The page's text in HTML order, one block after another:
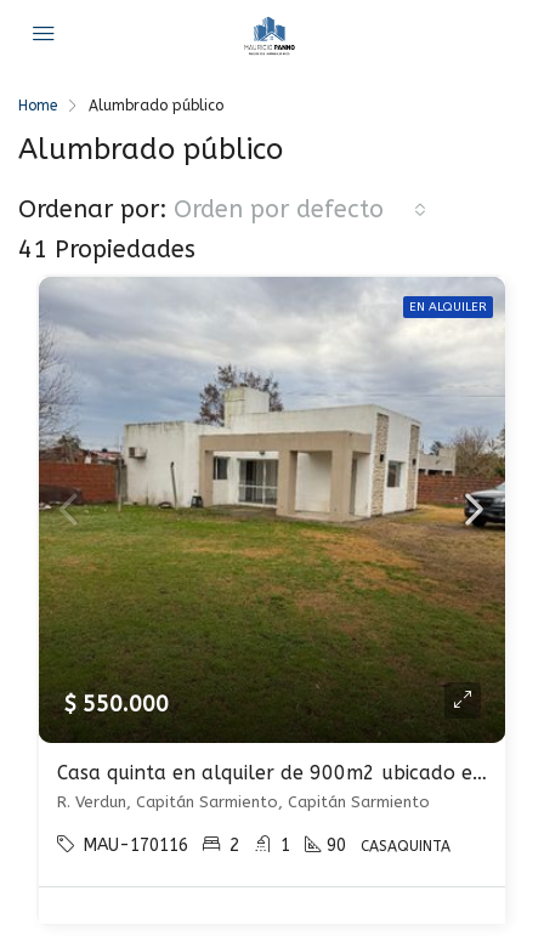
Home Alumbrado público
Alumbrado público
41 Propiedades
Ordenar por: Orden por defecto
EN ALQUILER
$ 550.000
Casa quinta en alquiler de 900m2 ubicado en Capitán Sarmiento
R. Verdun, Capitán Sarmiento, Capitán Sarmiento
MAU-170116 2 1 90 CASAQUINTA